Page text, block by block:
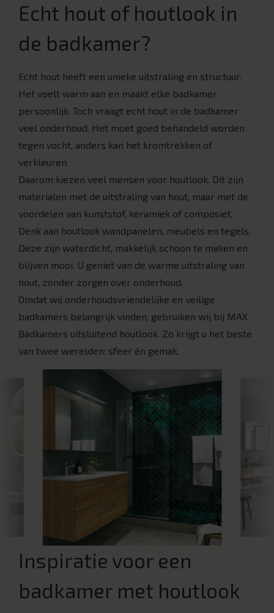
Echt hout of houtlook in
de badkamer?
Echt hout heeft een unieke uitstraling en structuur.
Het voelt warm aan en maakt elke badkamer
persoonlijk. Toch vraagt echt hout in de badkamer
veel onderhoud. Het moet goed behandeld worden
tegen vocht, anders kan het kromtrekken of
verkleuren.
Daarom kiezen veel mensen voor houtlook. Dit zijn
materialen met de uitstraling van hout, maar met de
voordelen van kunststof, keramiek of composiet.
Denk aan houtlook wandpanelen, meubels en tegels.
Deze zijn waterdicht, makkelijk schoon te maken en
blijven mooi. U geniet van de warme uitstraling van
hout, zonder zorgen over onderhoud.
Omdat wij onderhoudsvriendelijke en veilige
badkamers belangrijk vinden, gebruiken wij bij MAX
Badkamers uitsluitend houtlook. Zo krijgt u het beste
van twee werelden: sfeer én gemak.
Inspiratie voor een
badkamer met houtlook